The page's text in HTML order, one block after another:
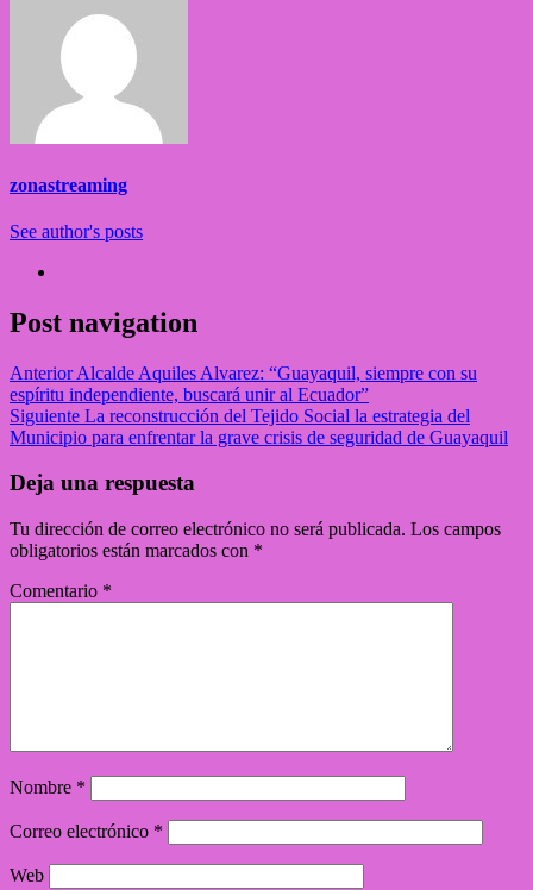
zonastreaming
See author's posts
Post navigation
AnteriorAlcalde Aquiles Alvarez: “Guayaquil, siempre con su
espíritu independiente, buscará unir al Ecuador”
Siguiente La reconstrucción del Tejido Social la estrategia del
Municipio para enfrentar la grave crisis de seguridad de Guayaquil
Deja una respuesta
Tu dirección de correo electrónico no será publicada. Los campos
obligatorios están marcados con *
Comentario *
Nombre *
Correo electrónico *
Web